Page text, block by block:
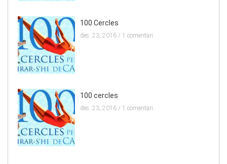
100 Cercles
des. 23, 2016 / 1 comentari
100 cercles
des. 23, 2016 / 1 comentari